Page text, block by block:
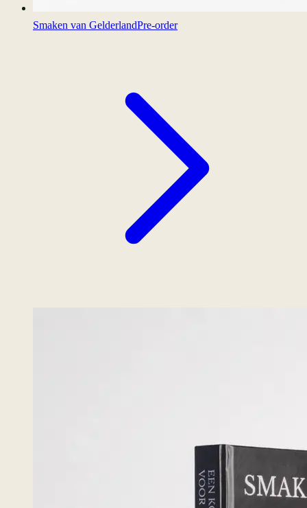
Smaken van GelderlandPre-order